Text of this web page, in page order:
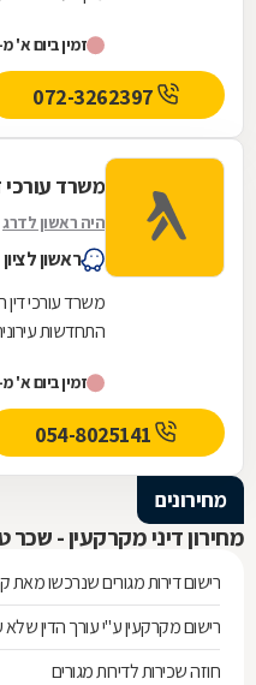
זמין ביום א' מ-8:00
משרד עורכי
היה ראשון לדרג
ראשון לציון
התחדשות
לקבלת...
זמין ביום א' מ-7:30
מחירונים
מחירון דיני מקרקעין -
רישום דירות מגורים שנרכשו מאת
חוזה שכירות לדירות מגורים